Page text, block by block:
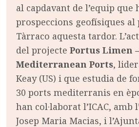
al capdavant de l’equip que
prospeccions geofísiques al
Tàrraco aquesta tardor.
del projectePortus Limen –
Mediterranean Ports,
Keay (US) i que estudia de
30 ports mediterranis en
han col·laborat l’ICAC, amb
Josep Maria Macias, i